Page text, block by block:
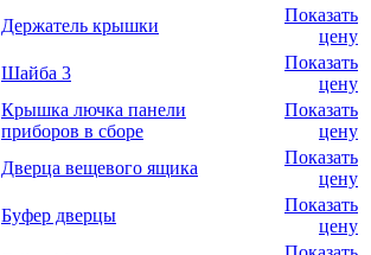
Держатель крышки
Показать
цену
Шайба 3
Показать
цену
Крышка лючка панели
приборов в сборе
Показать
цену
Дверца вещевого ящика
Показать
цену
Буфер дверцы
Показать
цену